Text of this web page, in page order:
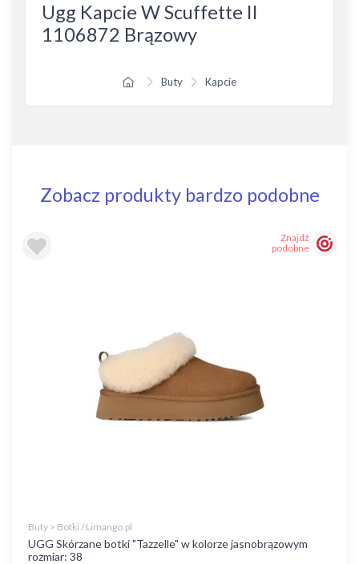
Ugg Kapcie W Scuffette II
1106872 Brązowy
Buty Kapcie
Zobacz produkty bardzo podobne
Znajdź
podobne
Buty > Botki / Limango.pl
UGG Skórzane botki "Tazzelle" w kolorze jasnobrązowym
rozmiar: 38